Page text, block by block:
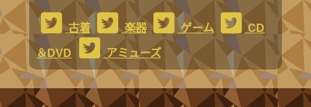
古着 楽器 ゲーム
CD
＆DVD
アミューズ